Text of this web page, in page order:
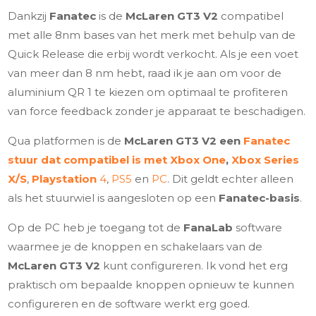
Dankzij Fanatec is de McLaren GT3 V2 compatibel
met alle 8nm bases van het merk met behulp van de
Quick Release die erbij wordt verkocht. Als je een voet
van meer dan 8 nm hebt, raad ik je aan om voor de
aluminium QR 1 te kiezen om optimaal te profiteren
van force feedback zonder je apparaat te beschadigen.
Qua platformen is de McLaren GT3 V2 een Fanatec
stuur dat compatibel is met Xbox One,Xbox Series
X/S, Playstation 4, PS5 en PC. Dit geldt echter alleen
als het stuurwiel is aangesloten op een Fanatec-basis.
Op de PC heb je toegang tot de FanaLab software
waarmee je de knoppen en schakelaars van de
McLaren GT3 V2 kunt configureren. Ik vond het erg
praktisch om bepaalde knoppen opnieuw te kunnen
configureren en de software werkt erg goed.